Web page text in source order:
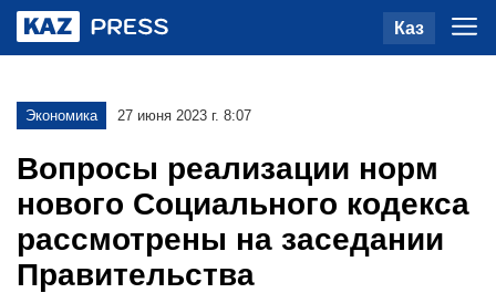
Каз
Экономика 27 июня 2023 г. 8:07
Вопросы реализации норм
нового Социального кодекса
рассмотрены на заседании
Правительства